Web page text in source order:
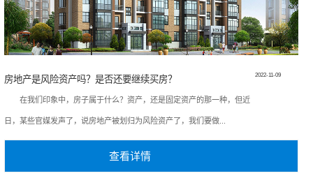
2022-11-09
房地产是风险资产吗？是否还要继续买房？
在我们印象中，房子属于什么？资产，还是固定资产的那一种，但近
日，某些官媒发声了，说房地产被划归为风险资产了，我们要做...
查看详情